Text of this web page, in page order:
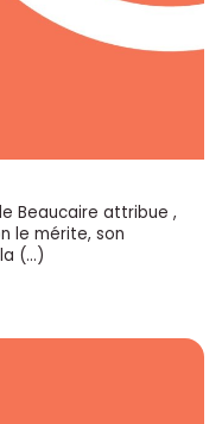
Beaucaire attribue ,
le mérite, son
(…)